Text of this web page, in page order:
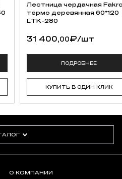
Лестница чердачная
термо деревянная 60*120
LTK-280
31 400,00₽/шт
ПОДРОБНЕЕ
КУПИТЬ В ОДИН КЛИК
О КОМПАНИИ